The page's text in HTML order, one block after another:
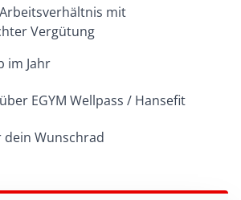
mit
Vergütung
im Jahr
EGYM Wellpass / Hansefit
dein Wunschrad